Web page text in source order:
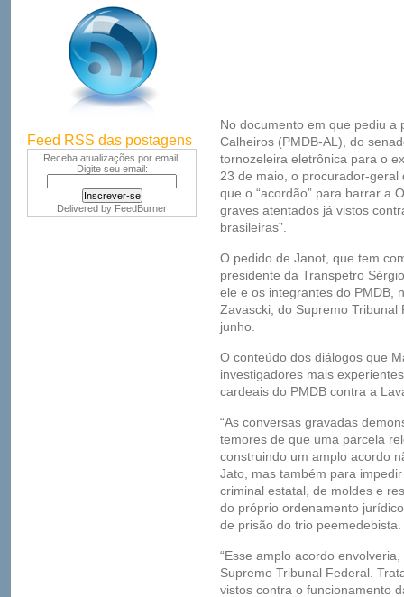
Feed RSS das postagens
Receba atualizações por email.
Digite seu email:
Delivered by FeedBurner
No documento em que pediu a
Calheiros (PMDB-AL), do
tornozeleira eletrônica para o
23 de maio, o procurador-
que o “acordão” para barrar a
graves atentados já vistos
brasileiras”.
O pedido de Janot, que tem
presidente da Transpetro
ele e os integrantes do PMDB,
Zavascki, do Supremo
junho.
O conteúdo dos diálogos que
investigadores mais
cardeais do PMDB contra a
“As conversas gravadas
temores de que uma parcela
construindo um amplo acordo
Jato, mas também para
criminal estatal, de moldes e
do próprio ordenamento
de prisão do trio peemedebista.
“Esse amplo acordo
Supremo Tribunal Federal.
vistos contra o funcionamento